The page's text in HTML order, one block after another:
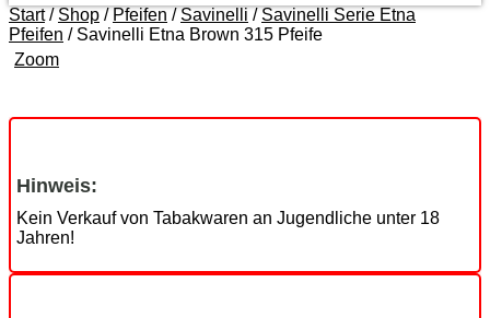
Start/ Shop / Pfeifen / Savinelli / Savinelli Serie Etna
Pfeifen / Savinelli Etna Brown 315 Pfeife
Zoom
Hinweis:
Kein Verkauf von Tabakwaren an Jugendliche unter 18
Jahren!